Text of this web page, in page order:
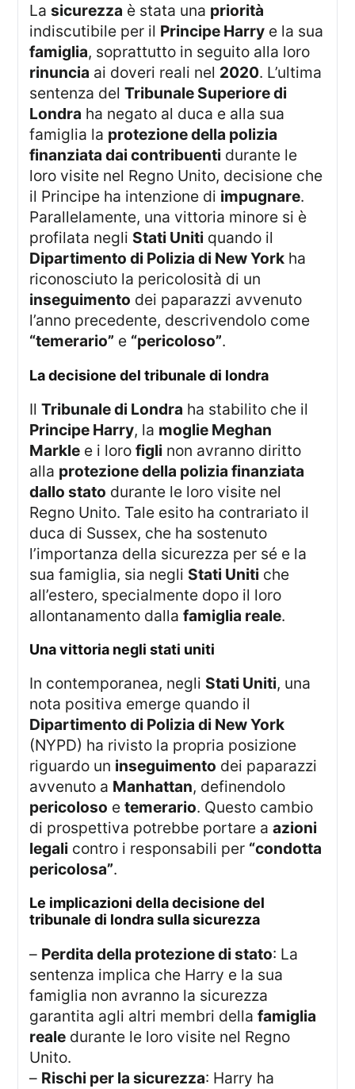
Lasicurezza è stata una priorità
indiscutibile per il Principe Harry e la sua
famiglia, soprattutto in seguito alla loro
rinuncia ai doveri reali nel 2020. L’ultima
sentenza delTribunale Superiore di
Londra ha negato al duca e alla sua
famiglia la protezione della polizia
finanziata dai contribuenti durante le
loro visite nel Regno Unito, decisione che
il Principe ha intenzione di impugnare.
Parallelamente, una vittoria minore si è
profilata negli Stati Uniti quando il
Dipartimento di Polizia di New York ha
riconosciuto la pericolosità di un
inseguimento dei paparazzi avvenuto
l’anno precedente, descrivendolo come
“temerario” e “pericoloso”.
la decisione del tribunale di londra
IlTribunale di Londra ha stabilito che il
Principe Harry, la moglie Meghan
Markle e i lorofigli non avranno diritto
alla protezione della polizia finanziata
dallo stato durante le loro visite nel
Regno Unito. Tale esito ha contrariato il
duca di Sussex, che ha sostenuto
l’importanza della sicurezza per sé e la
sua famiglia, sia negli Stati Uniti che
all’estero, specialmente dopo il loro
allontanamento dallafamiglia reale.
una vittoria negli stati uniti
In contemporanea, negli Stati Uniti, una
nota positiva emerge quando il
Dipartimento di Polizia di New York
(NYPD) ha rivisto la propria posizione
riguardo un inseguimento dei paparazzi
avvenuto a Manhattan, definendolo
pericoloso etemerario. Questo cambio
di prospettiva potrebbe portare aazioni
legali contro i responsabili per “condotta
pericolosa”.
le implicazioni della decisione del
tribunale di londra sulla sicurezza
Perdita della protezione di stato: La
sentenza implica che Harry e la sua
famiglia non avranno la sicurezza
garantita agli altri membri dellafamiglia
reale durante le loro visite nel Regno
Unito.
– Rischi per la sicurezza: Harry ha